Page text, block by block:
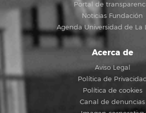
Portal de
Noticias Fundación
Agenda Universidad de La
Acerca de
Aviso Legal
Política de Privacidad
Política de cookies
Canal de denuncias